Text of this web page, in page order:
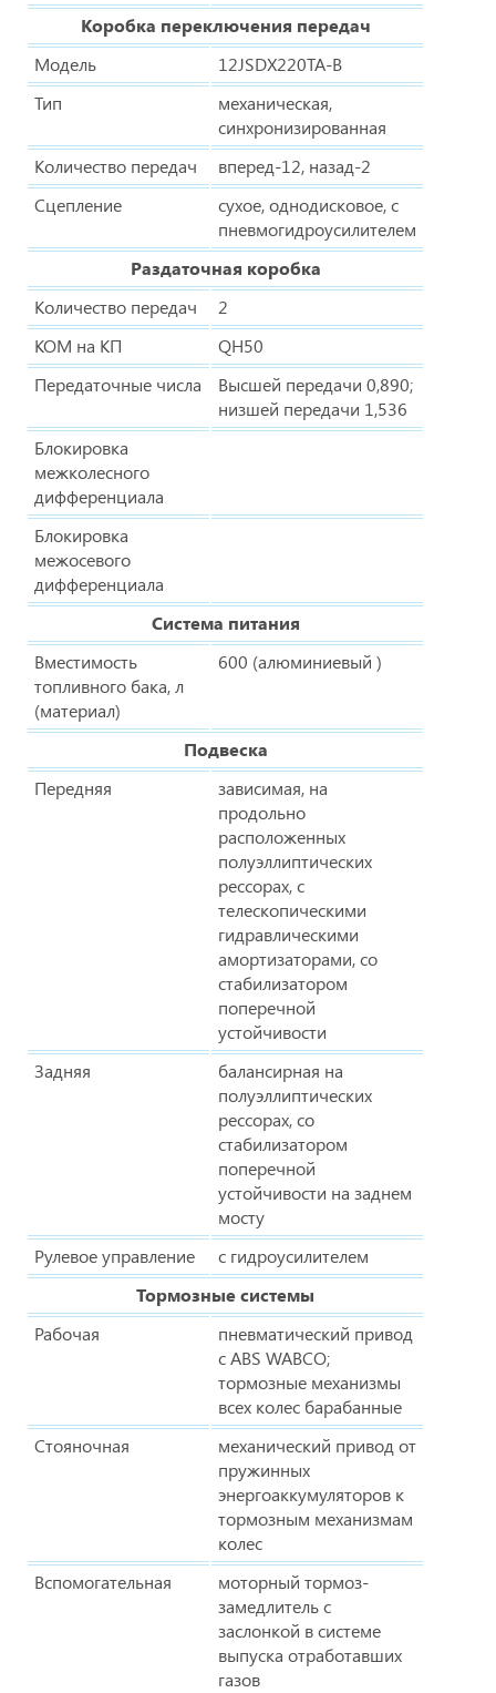
Коробка переключения передач
Модель
12JSDX220TA-B
Тип
механическая,
синхронизированная
Количество передач
вперед-12, назад-2
Сцепление
сухое, однодисковое, с
пневмогидроусилителем
Раздаточная коробка
Количество передач
2
КОМ на КП
QH50
Передаточные числа
Высшей передачи 0,890;
низшей передачи 1,536
Блокировка
межколесного
дифференциала
Блокировка
межосевого
дифференциала
Система питания
Вместимость
топливного бака, л
(материал)
600 (алюминиевый )
Подвеска
Передняя
зависимая, на
продольно
расположенных
полуэллиптических
рессорах, с
телескопическими
гидравлическими
амортизаторами, со
стабилизатором
поперечной
устойчивости
Задняя
балансирная на
полуэллиптических
рессорах, со
стабилизатором
поперечной
устойчивости на заднем
мосту
Рулевое управление
с гидроусилителем
Тормозные системы
Рабочая
пневматический привод
с ABS WABCO;
тормозные механизмы
всех колес барабанные
Стояночная
механический привод от
пружинных
энергоаккумуляторов к
тормозным механизмам
колес
Вспомогательная
моторный тормоз-
замедлитель с
заслонкой в системе
выпуска отработавших
газов